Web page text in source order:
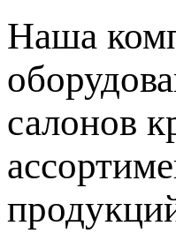
Наша
салонов